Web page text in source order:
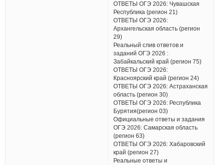
ОТВЕТЫ ОГЭ 2026: Чувашская
Республика (регион 21)
ОТВЕТЫ ОГЭ 2026:
Архангельская область (регион
29)
Реальный слив ответов и
заданий ОГЭ 2026 :
Забайкальский край (регион 75)
ОТВЕТЫ ОГЭ 2026:
Красноярский край (регион 24)
ОТВЕТЫ ОГЭ 2026: Астраханская
область (регион 30)
ОТВЕТЫ ОГЭ 2026: Республика
Бурятия(регион 03)
Официальные ответы и задания
ОГЭ 2026: Самарская область
(регион 63)
ОТВЕТЫ ОГЭ 2026: Хабаровский
край (регион 27)
Реальные ответы и